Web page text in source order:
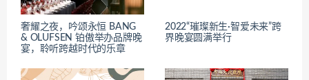
奢耀之夜，吟颂永恒 BANG
& OLUFSEN 铂傲举办品牌晚
宴，聆听跨越时代的乐章
2022“璀璨新生·智爱未来”跨
界晚宴圆满举行